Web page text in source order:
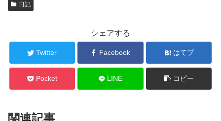
日記
シェアする
Twitter Facebook はてブ
Pocket LINE コピー
関連記事